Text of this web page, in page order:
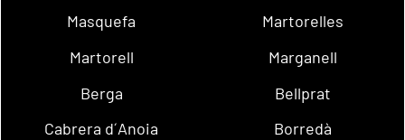
Masquefa
Martorelles
Martorell
Marganell
Berga
Bellprat
Cabrera d´Anoia
Borredà